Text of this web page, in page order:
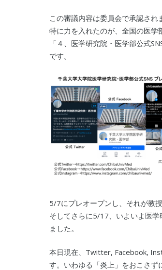
この審議内容は委員会で承認され
特に力を入れたのが、全国の医学
「４、医学研究院・医学部公式
です。
5/7にプレオープンし、それが教
そしてさらに5/17、いよいよ医
ました。
本日現在、Twitter, Facebook,
す。いわゆる「炎上」をおこさず